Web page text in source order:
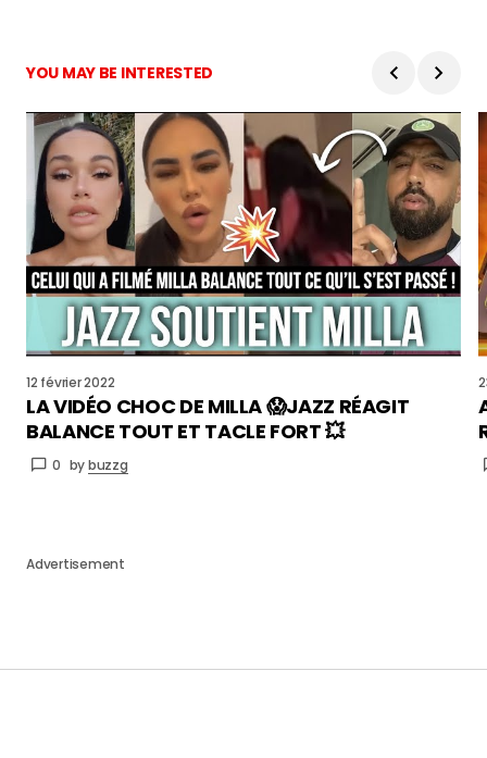
YOU MAY BE INTERESTED
12 février 2022
LA VIDÉO CHOC DE MILLA 😱JAZZ RÉAGIT
BALANCE TOUT ET TACLE FORT 💥
0 bybuzzg
Advertisement